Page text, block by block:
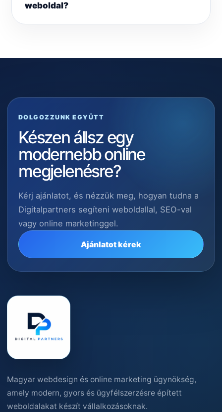
weboldal?
DOLGOZZUNK EGYÜTT
Készen állsz egy
modernebb online
megjelenésre?
Kérj ajánlatot, és nézzük meg, hogyan tudna a
Digitalpartners segíteni weboldallal, SEO-val
vagy online marketinggel.
Ajánlatot kérek
Magyar webdesign és online marketing ügynökség,
amely modern, gyors és ügyfélszerzésre épített
weboldalakat készít vállalkozásoknak.